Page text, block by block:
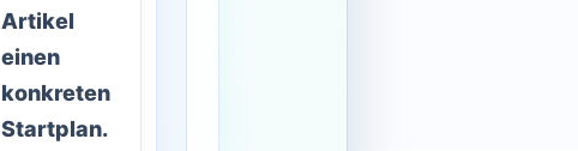
Artikel
einen
konkreten
Startplan.